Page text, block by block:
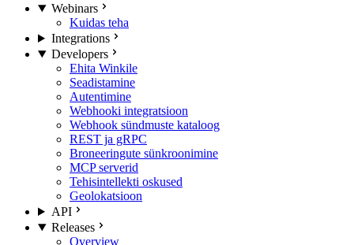
Webinars
Kuidas teha
Integrations
Developers
Ehita Winkile
Seadistamine
Autentimine
Webhooki integratsioon
Webhook sündmuste kataloog
REST ja gRPC
Broneeringute sünkroonimine
MCP serverid
Tehisintellekti oskused
Geolokatsioon
API
Releases
Overview